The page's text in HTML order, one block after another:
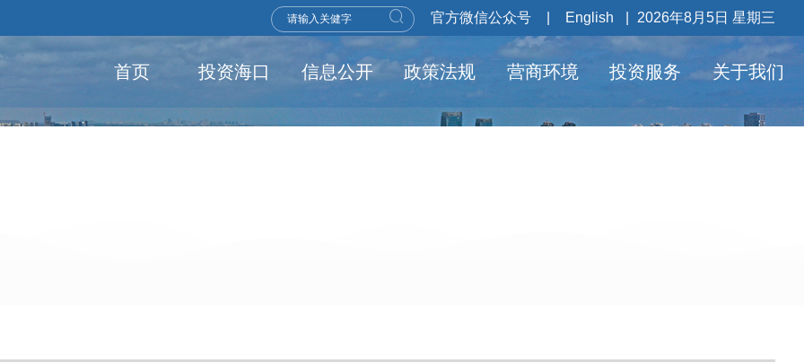
官方微信公众号 English 2026年8月5日 星期三
首页 投资海口 信息公开 政策法规 营商环境 投资服务 关于我们